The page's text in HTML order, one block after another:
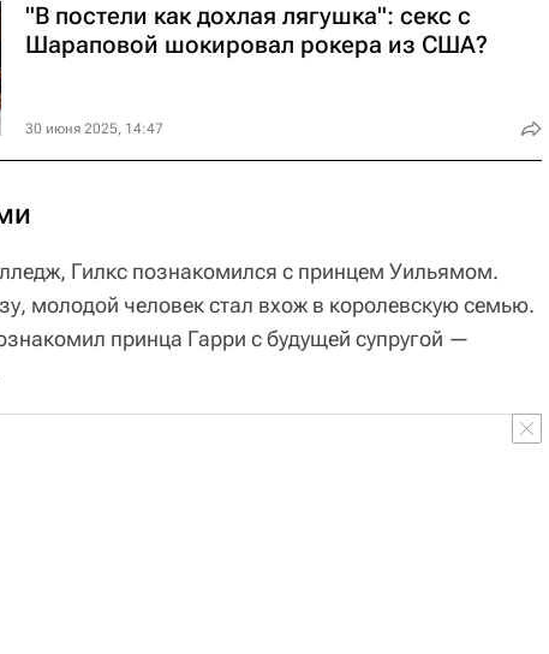
"В постели как дохлая лягушка": секс с
Шараповой шокировал рокера из США?
30 июня 2025, 14:47
Гилкс познакомился с принцем Уильямом.
молодой человек стал вхож в королевскую семью.
принца Гарри с будущей супругой —